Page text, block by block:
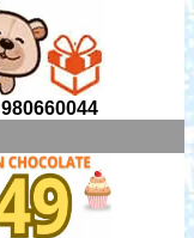
980660044